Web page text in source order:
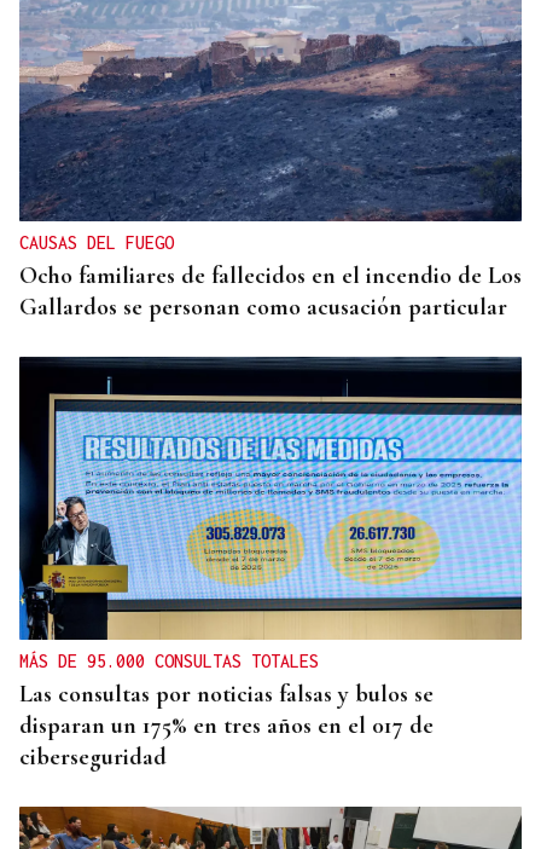
CAUSAS DEL FUEGO
Ocho familiares de fallecidos en el incendio de Los
Gallardos se personan como acusación particular
MÁS DE 95.000 CONSULTAS TOTALES
Las consultas por noticias falsas y bulos se
disparan un 175% en tres años en el 017 de
ciberseguridad